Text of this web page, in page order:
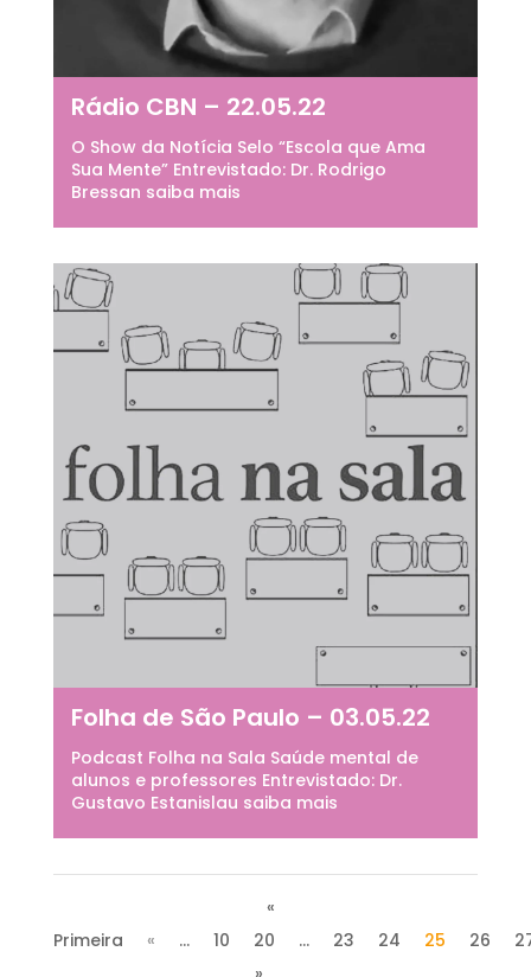
Rádio CBN – 22.05.22
O Show da Notícia Selo “Escola que Ama
Sua Mente” Entrevistado: Dr. Rodrigo
Bressan saiba mais
Folha de São Paulo – 03.05.22
Podcast Folha na Sala Saúde mental de
alunos e professores Entrevistado: Dr.
Gustavo Estanislau saiba mais
«
Primeira
« ... 10 20 ... 23 24 25 26